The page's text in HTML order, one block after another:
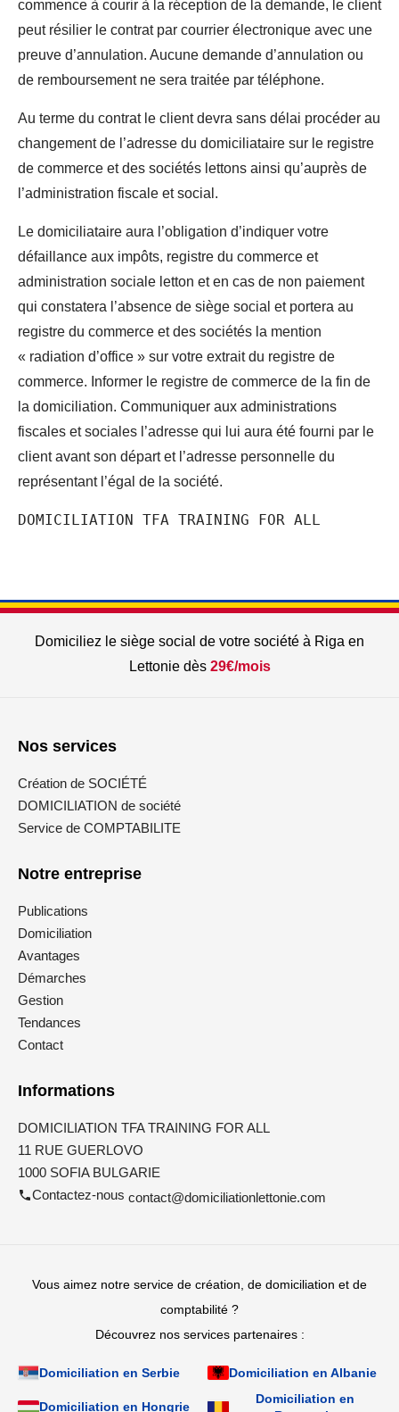
commence à courir à la réception de la demande, le client
peut résilier le contrat par courrier électronique avec une
preuve d’annulation. Aucune demande d’annulation ou
de remboursement ne sera traitée par téléphone.
Au terme du contrat le client devra sans délai procéder au
changement de l’adresse du domiciliataire sur le registre
de commerce et des sociétés lettons ainsi qu’auprès de
l’administration fiscale et social.
Le domiciliataire aura l’obligation d’indiquer votre
défaillance aux impôts, registre du commerce et
administration sociale letton et en cas de non paiement
qui constatera l’absence de siège social et portera au
registre du commerce et des sociétés la mention
« radiation d’office » sur votre extrait du registre de
commerce. Informer le registre de commerce de la fin de
la domiciliation. Communiquer aux administrations
fiscales et sociales l’adresse qui lui aura été fourni par le
client avant son départ et l’adresse personnelle du
représentant l’égal de la société.
DOMICILIATION TFA TRAINING FOR ALL
Domiciliez le siège social de votre société à Riga en
Lettonie dès 29€/mois
Nos services
Création de SOCIÉTÉ
DOMICILIATION de société
Service de COMPTABILITE
Notre entreprise
Publications
Domiciliation
Avantages
Démarches
Gestion
Tendances
Contact
Informations
DOMICILIATION TFA TRAINING FOR ALL
11 RUE GUERLOVO
1000 SOFIA BULGARIE
Contactez-nous contact@domiciliationlettonie.com
Vous aimez notre service de création, de domiciliation et de
comptabilité ?
Découvrez nos services partenaires :
Domiciliation en Serbie Domiciliation en Albanie
Domiciliation en Hongrie
Domiciliation en